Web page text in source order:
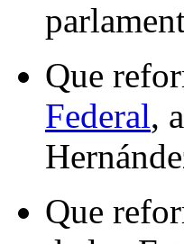
Que
Federal,
Que